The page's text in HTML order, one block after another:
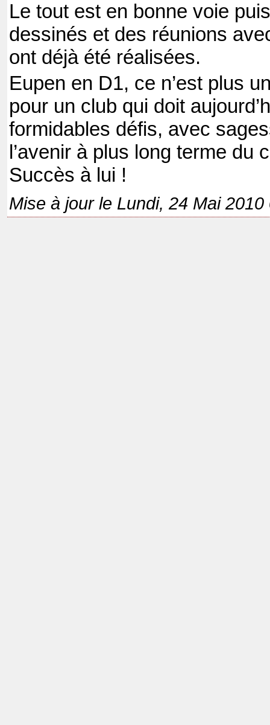
Le tout est en bonne voie
dessinés et des réunions
ont déjà été réalisées.
Eupen en D1, ce n’est plus
pour un club qui doit
formidables défis, avec
l’avenir à plus long terme du
Succès à lui !
Mise à jour le Lundi, 24 Mai 2010